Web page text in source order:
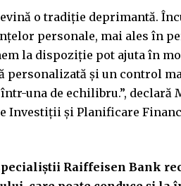
o tradiție deprimantă.
personale, mai ales în
la dispoziție pot ajuta în
personalizată și un control
una de echilibru.”,
Investiții și Planificare
Raiffeisen Bank